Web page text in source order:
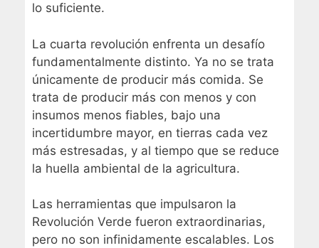
lo suficiente.
La cuarta revolución enfrenta un desafío
fundamentalmente distinto. Ya no se trata
únicamente de producir más comida. Se
trata de producir más con menos y con
insumos menos fiables, bajo una
incertidumbre mayor, en tierras cada vez
más estresadas, y al tiempo que se reduce
la huella ambiental de la agricultura.
Las herramientas que impulsaron la
Revolución Verde fueron extraordinarias,
pero no son infinidamente escalables. Los